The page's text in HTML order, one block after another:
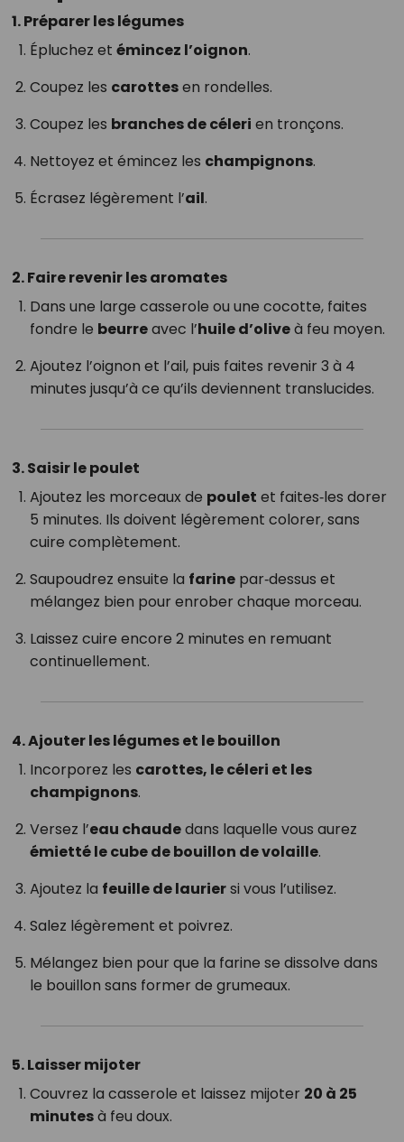
1. Préparer les légumes
Épluchez et émincez l’oignon.
Coupez les carottesen rondelles.
Coupez les branches de céleri en tronçons.
Nettoyez et émincez les champignons.
Écrasez légèrement l’ail.
2. Faire revenir les aromates
Dans une large casserole ou une cocotte, faites
fondre le beurreavec l’huile d’oliveà feu moyen.
Ajoutez l’oignon et l’ail, puis faites revenir 3 à 4
minutes jusqu’à ce qu’ils deviennent translucides.
3. Saisir le poulet
Ajoutez les morceaux de poulet et faites‑les dorer
5 minutes. Ils doivent légèrement colorer, sans
cuire complètement.
Saupoudrez ensuite la farinepar‑dessus et
mélangez bien pour enrober chaque morceau.
Laissez cuire encore 2 minutes en remuant
continuellement.
4. Ajouter les légumes et le bouillon
Incorporez les carottes, le céleri et les
champignons.
Versez l’eau chaudedans laquelle vous aurez
émietté le cube de bouillon de volaille.
Ajoutez la feuille de lauriersi vous l’utilisez.
Salez légèrement et poivrez.
Mélangez bien pour que la farine se dissolve dans
le bouillon sans former de grumeaux.
5. Laisser mijoter
Couvrez la casserole et laissez mijoter 20 à 25
minutesà feu doux.